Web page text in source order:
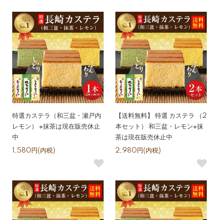
特選カステラ（和三盆・瀬戸内
レモン） ※抹茶は現在販売休止
中
1,580円(内税)
【送料無料】 特選 カステラ （2
本セット） 和三盆・レモン※抹
茶は現在販売休止中
2,980円(内税)